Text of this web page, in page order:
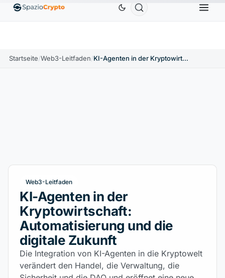
EthereumETH1.880,58 $ TetherUSDT0,9991 $ BNBBNB
Startseite/Web3-Leitfaden/ KI-Agenten in der Kryptowirtschaft: Automatisierung und die digitale Zukunft
Web3-Leitfaden
KI-Agenten in der
Kryptowirtschaft:
Automatisierung und die
digitale Zukunft
Die Integration von KI-Agenten in die Kryptowelt
verändert den Handel, die Verwaltung, die